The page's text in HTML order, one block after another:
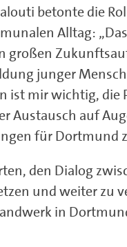
betonte die
Alltag:
großen
junger
ist mir wichtig, die
Austausch auf
für Dortmund
den Dialog
und weiter zu
in